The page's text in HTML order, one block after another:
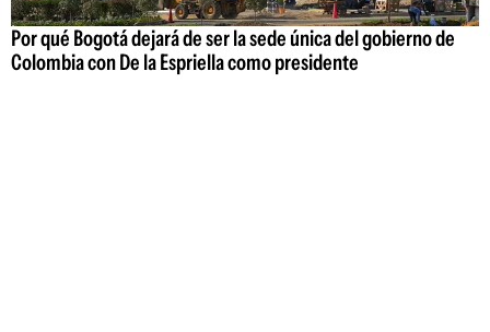
Por qué Bogotá dejará de ser la sede única del gobierno de
Colombia con De la Espriella como presidente